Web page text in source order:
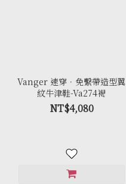
Vanger 速穿．免繫帶造型翼
紋牛津鞋-Va274褐
NT$4,080